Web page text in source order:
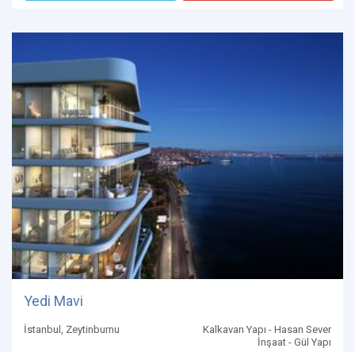
Yedi Mavi
İstanbul, Zeytinburnu
Kalkavan Yapı - Hasan Sever
İnşaat - Gül Yapı